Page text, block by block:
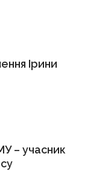
Ірини
– учасник